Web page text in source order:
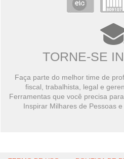
TORNE-SE
Faça parte do melhor time de
fiscal, trabalhista, legal e
Ferramentas que você precisa
Inspirar Milhares de Pessoas